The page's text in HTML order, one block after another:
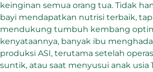
keinginan semua orang tua. Tidak
bayi mendapatkan nutrisi terbaik,
mendukung tumbuh kembang
kenyataannya, banyak ibu
produksi ASI, terutama setelah
suntik, atau saat menyusui anak usia